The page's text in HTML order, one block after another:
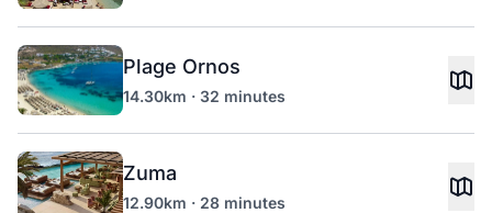
Plage Ornos
14.30km · 32 minutes
Zuma
12.90km · 28 minutes